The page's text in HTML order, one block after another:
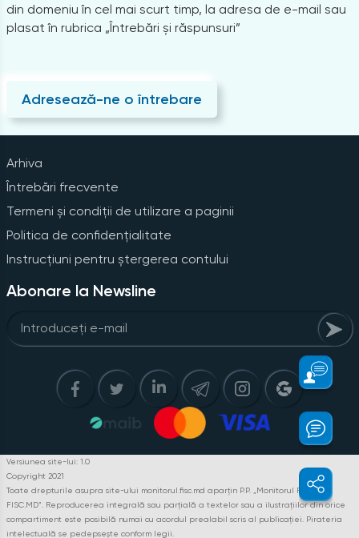
din domeniu în cel mai scurt timp, la adresa de e-mail sau
plasat în rubrica „Întrebări și răspunsuri”
Adresează-ne o întrebare
Arhiva
Întrebări frecvente
Termeni și condiții de utilizare a paginii
Politica de confidențialitate
Instrucțiuni pentru ștergerea contului
Abonare la Newsline
Versiunea site-lui: 1.0
Copyright 2021
Toate drepturile asupra site-ului monitorul.fisc.md aparțin P.P. „Monitorul Fiscal
FISC.MD”. Reproducerea integrală sau parțială a textelor sau a ilustrațiilor din orice
compartiment este posibilă numai cu acordul prealabil scris al publicației. Pirateria
intelectuală se pedepsește conform legii.